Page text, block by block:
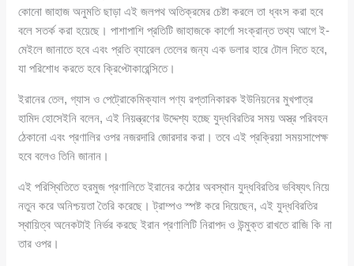
কোনো জাহাজ অনুমতি ছাড়া এই জলপথ অতিক্রমের চেষ্টা করলে তা ধ্বংস করা হবে
বলে সতর্ক করা হয়েছে। পাশাপাশি প্রতিটি জাহাজকে কার্গো সংক্রান্ত তথ্য আগে ই-
মেইলে জানাতে হবে এবং প্রতি ব্যারেল তেলের জন্য এক ডলার হারে টোল দিতে হবে,
যা পরিশোধ করতে হবে ক্রিপ্টোকারেন্সিতে।
ইরানের তেল, গ্যাস ও পেট্রোকেমিক্যাল পণ্য রপ্তানিকারক ইউনিয়নের মুখপাত্র
হামিদ হোসেইনি বলেন, এই নিয়ন্ত্রণের উদ্দেশ্য হচ্ছে যুদ্ধবিরতির সময় অস্ত্র পরিবহন
ঠেকানো এবং প্রণালির ওপর নজরদারি জোরদার করা। তবে এই প্রক্রিয়া সময়সাপেক্ষ
হবে বলেও তিনি জানান।
এই পরিস্থিতিতে হরমুজ প্রণালিতে ইরানের কঠোর অবস্থান যুদ্ধবিরতির ভবিষ্যৎ নিয়ে
নতুন করে অনিশ্চয়তা তৈরি করেছে। ট্রাম্পও স্পষ্ট করে দিয়েছেন, এই যুদ্ধবিরতির
স্থায়িত্ব অনেকটাই নির্ভর করছে ইরান প্রণালিটি নিরাপদ ও উন্মুক্ত রাখতে রাজি কি না
তার ওপর।